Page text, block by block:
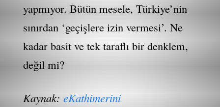
yapmıyor. Bütün mesele, Türkiye’nin
sınırdan ‘geçişlere izin vermesi’. Ne
kadar basit ve tek taraflı bir denklem,
değil mi?
Kaynak:eKathimerini